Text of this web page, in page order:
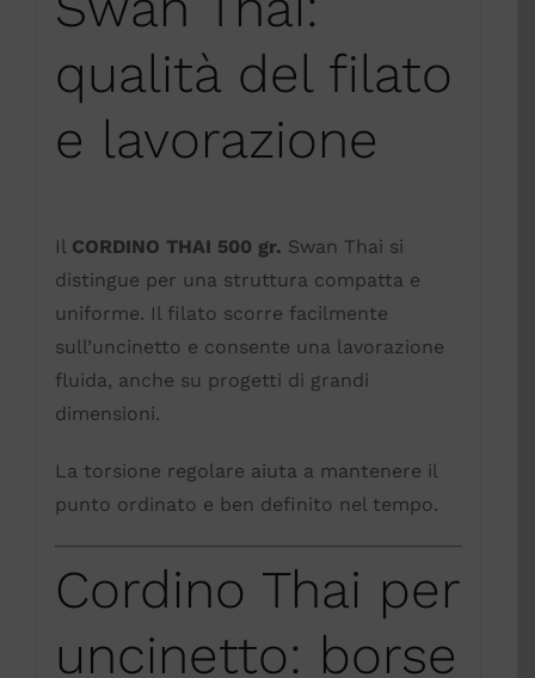
qualità del filato
e lavorazione
Il CORDINO THAI 500 gr. Swan Thai si
distingue per una struttura compatta e
uniforme. Il filato scorre facilmente
sull’uncinetto e consente una lavorazione
fluida, anche su progetti di grandi
dimensioni.
La torsione regolare aiuta a mantenere il
punto ordinato e ben definito nel tempo.
Cordino Thai per
uncinetto: borse